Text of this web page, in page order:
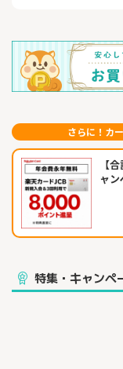
さらに！カ
【
ャン
特集・キャンペ